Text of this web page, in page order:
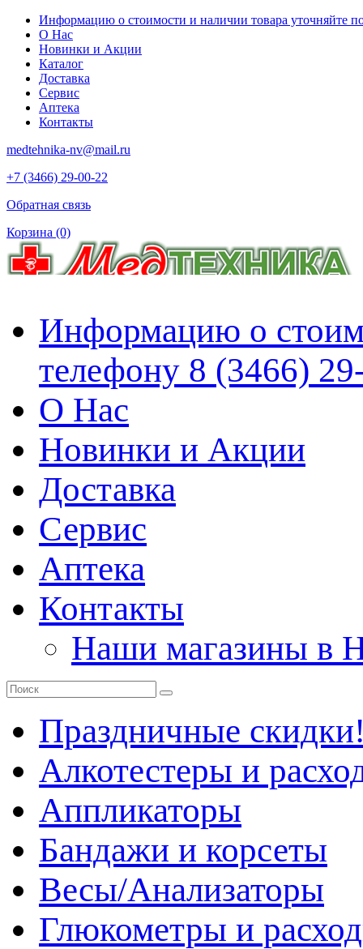
Информацию о стоимости и наличии товара уточняйте
О Нас
Новинки и Акции
Каталог
Доставка
Сервис
Аптека
Контакты
medtehnika-nv@mail.ru
+7 (3466) 29-00-22
Обратная связь
Корзина (0)
Информацию о
телефону 8 (3466)
О Нас
Новинки и Акции
Доставка
Сервис
Аптека
Контакты
Наши магазины в
Праздничные
Алкотестеры и
Аппликаторы
Бандажи и корсеты
Весы/Анализаторы
Глюкометры и